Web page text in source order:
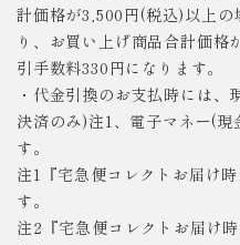
計価格が3,500円(税込)以上
り、お買い上げ商品合計価
引手数料330円になります。
・代金引換のお支払時には
決済のみ)注1、電子マネー(
す。
注1『宅急便コレクトお届け
す。
注2『宅急便コレクトお届け